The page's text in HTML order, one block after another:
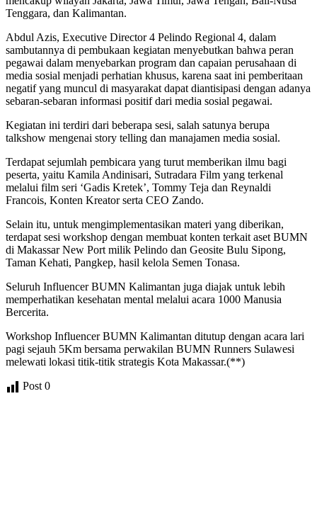
Tenggara, dan Kalimantan.
Abdul Azis, Executive Director 4 Pelindo Regional 4, dalam
sambutannya di pembukaan kegiatan menyebutkan bahwa peran
pegawai dalam menyebarkan program dan capaian perusahaan di
media sosial menjadi perhatian khusus, karena saat ini pemberitaan
negatif yang muncul di masyarakat dapat diantisipasi dengan adanya
sebaran-sebaran informasi positif dari media sosial pegawai.
Kegiatan ini terdiri dari beberapa sesi, salah satunya berupa
talkshow mengenai story telling dan manajamen media sosial.
Terdapat sejumlah pembicara yang turut memberikan ilmu bagi
peserta, yaitu Kamila Andinisari, Sutradara Film yang terkenal
melalui film seri ‘Gadis Kretek’, Tommy Teja dan Reynaldi
Francois, Konten Kreator serta CEO Zando.
Selain itu, untuk mengimplementasikan materi yang diberikan,
terdapat sesi workshop dengan membuat konten terkait aset BUMN
di Makassar New Port milik Pelindo dan Geosite Bulu Sipong,
Taman Kehati, Pangkep, hasil kelola Semen Tonasa.
Seluruh Influencer BUMN Kalimantan juga diajak untuk lebih
memperhatikan kesehatan mental melalui acara 1000 Manusia
Bercerita.
Workshop Influencer BUMN Kalimantan ditutup dengan acara lari
pagi sejauh 5Km bersama perwakilan BUMN Runners Sulawesi
melewati lokasi titik-titik strategis Kota Makassar.(**)
Post 0